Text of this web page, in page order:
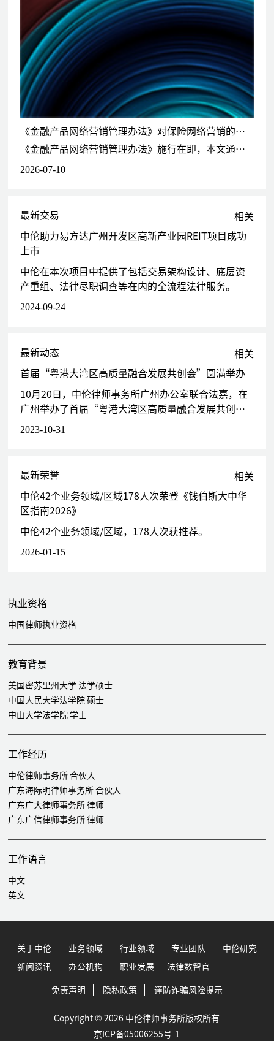
为普东医疗（871516.NEEQ）在全国中小企业股份转让系统挂
牌上市提供法律服务
债券发行及融资
为广州越秀集团股份有限公司在银行间交易商协会注册和发行普
通中期票据、超短期融资券、短期融资券、永续债、绿色中期票
据等项目提供法律服务，累计注册的票据金额超千亿元
为东莞市交通投资集团有限公司在银行间交易商协会注册和发行
普通中期票据提供法律服务
公司债券项目提供法律服务
为广州越秀集团股份有限公司发行人民币55亿元公司债券和人
债券项目提供法律服务
为广州越秀集团股份有限公司以优化融资监管方式发行公司债券
项目提供法律服务，累计注册发行金额达人民币500亿元
律服务，债券总金额为15亿美元
为越秀地产（00123.HK）委托的发行境外美元债券项目提供法
律服务，债券总金额为8亿美元
为上海津福投资中心（有限合伙）与中国银行下属多家支行的委
代表广中江项目管理处与国家开发银行的银团贷款项目，参与整
个贷款的谈判过程、草拟《银团贷款合同》及相关的辅助合同，
涉及金额人民币100亿元，该交易已荣获《商法》杂志“2013年
人寿保险公司的收购、设立及日常营运的法律业务
为东莞市交通投资集团有限公司联合诚泰财产保险股份有限公
为某国企收购境内知名人寿保险公司提供全程法律业务，包括尽
职调查、股权转让协议的草拟和讨论、股转转让的变更手续等法
担任信诚人寿保险有限公司的法律责任人和常年法律顾问
担任某互联网保险股份有限公司设立项目的专项法律顾问
为Cunningham Lindsey (Hong Kong) Limited的公估调查案件
提供多项法律服务
为中美大都会人寿保险有限公司广东分公司提供设立营销服务部
的专项法律服务
《金融产品网络营销管理办法》对保险网络营销的秩序重塑
《金融产品网络营销管理办法》施行在即，本文通过对该法律适用规则的解读，为保险网络营销提供合规建议。
2026-07-10
最新交易 相关
中伦助力易方达广州开发区高新产业园REIT项目成功
上市
中伦在本次项目中提供了包括交易架构设计、底层资
产重组、法律尽职调查等在内的全流程法律服务。
2024-09-24
最新动态 相关
首届“粤港大湾区高质量融合发展共创会”圆满举办
10月20日，中伦律师事务所广州办公室联合法嘉，在
广州举办了首届“粤港大湾区高质量融合发展共创
2023-10-31
最新荣誉 相关
中伦42个业务领域/区域178人次荣登《钱伯斯大中华
区指南2026》
中伦42个业务领域/区域，178人次获推荐。
2026-01-15
执业资格
中国律师执业资格
教育背景
美国密苏里州大学 法学硕士
中国人民大学法学院 硕士
中山大学法学院 学士
工作经历
中伦律师事务所 合伙人
广东海际明律师事务所 合伙人
广东广大律师事务所 律师
广东广信律师事务所 律师
工作语言
中文
英文
关于中伦 业务领域 行业领域 专业团队 中伦研究
新闻资讯 办公机构 职业发展 法律数智官
免责声明 隐私政策 谨防诈骗风险提示
Copyright © 2026 中伦律师事务所版权所有
京ICP备05006255号-1